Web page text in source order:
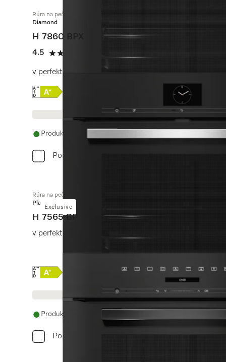
Rúra na pečenie bez rukoväti
Diamond
H 7860 BPX
4.5
4.5 / 5
v perfektne kombinovateľnom dizajne s pokrmovým
Online Label Flag, Energetický štítok
Produkt je dostupný
Porovnať
Exclusive
Rúra na pečenie
Platinum
H 7565 BP
v perfektne kombinovateľnom dizajne s pokrmovým
Online Label Flag, Energetický štítok
Informácie o produkte
Produkt je dostupný
Porovnať